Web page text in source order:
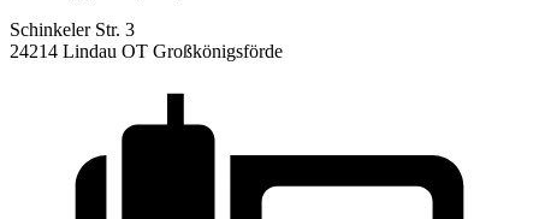
Schinkeler Str. 3
24214 Lindau OT Großkönigsförde